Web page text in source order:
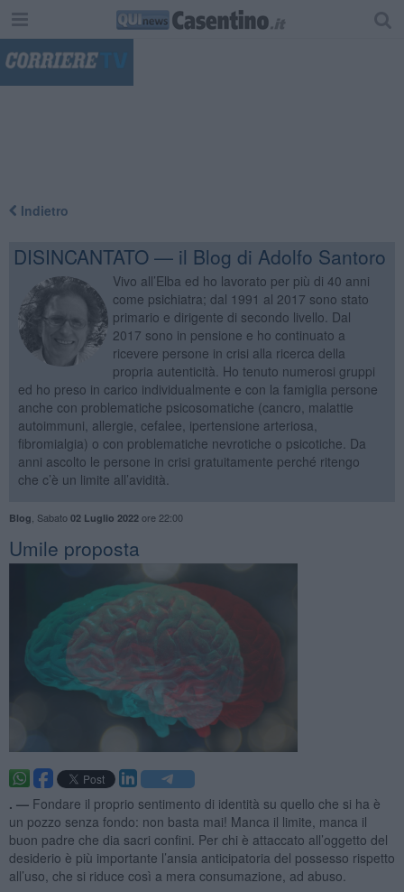
Indietro
DISINCANTATO — il Blog di Adolfo Santoro
Vivo all’Elba ed ho lavorato per più di 40 anni
come psichiatra; dal 1991 al 2017 sono stato
primario e dirigente di secondo livello. Dal
2017 sono in pensione e ho continuato a
ricevere persone in crisi alla ricerca della
propria autenticità. Ho tenuto numerosi gruppi
ed ho preso in carico individualmente e con la famiglia persone
anche con problematiche psicosomatiche (cancro, malattie
autoimmuni, allergie, cefalee, ipertensione arteriosa,
fibromialgia) o con problematiche nevrotiche o psicotiche. Da
anni ascolto le persone in crisi gratuitamente perché ritengo
che c’è un limite all’avidità.
Blog Sabato 02 Luglio 2022ore 22:00
​Umile proposta
. — Fondare il proprio sentimento di identità su quello che si ha è
un pozzo senza fondo: non basta mai! Manca il limite, manca il
buon padre che dia sacri confini. Per chi è attaccato all’oggetto del
desiderio è più importante l’ansia anticipatoria del possesso rispetto
all’uso, che si riduce così a mera consumazione, ad abuso.